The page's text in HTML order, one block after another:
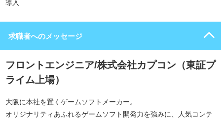
導入
求職者へのメッセージ
フロントエンジニア/株式会社カプコン（東証プ
ライム上場）
大阪に本社を置くゲームソフトメーカー。
オリジナリティあふれるゲームソフト開発力を強みに、人気コンテ